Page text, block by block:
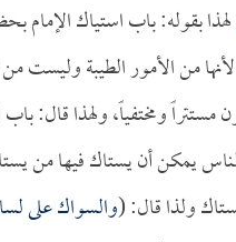
لهذا بقوله: باب استياك الإمام
من الأمور الطيبة وليست
مستتراً ومختفياً، ولهذا قال:
يمكن أن يستاك فيها من
ولذا قال: (والسواك على